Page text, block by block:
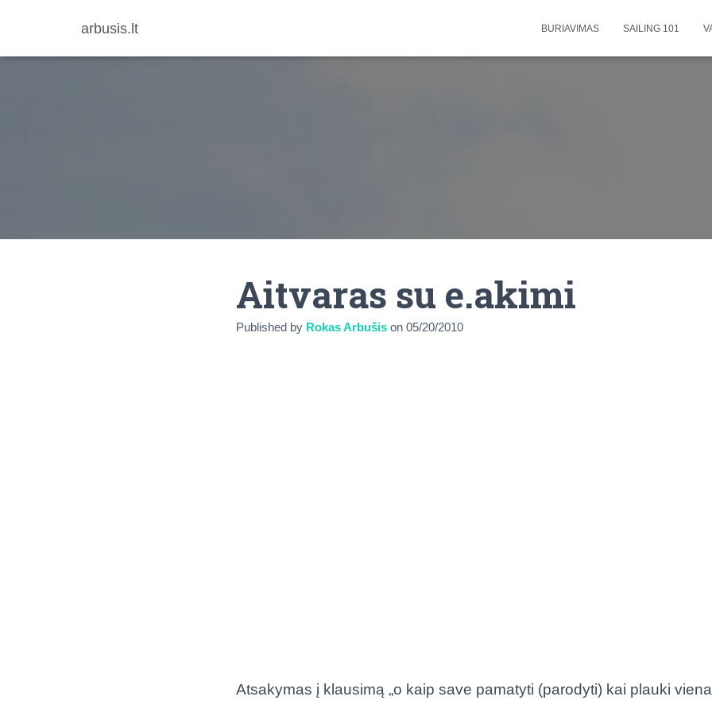
arbusis.lt BURIAVIMAS SAILING 101
Aitvaras su e.akimi
Published by Rokas Arbušis on 05/20/2010
Atsakymas į klausimą „o kaip save pamatyti (parodyti) kai plauki